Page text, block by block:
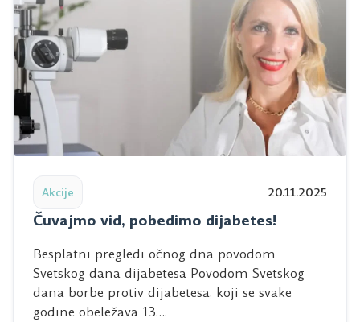
Akcije 20.11.2025
Čuvajmo vid, pobedimo dijabetes!
Besplatni pregledi očnog dna povodom
Svetskog dana dijabetesa Povodom Svetskog
dana borbe protiv dijabetesa, koji se svake
godine obeležava 13….